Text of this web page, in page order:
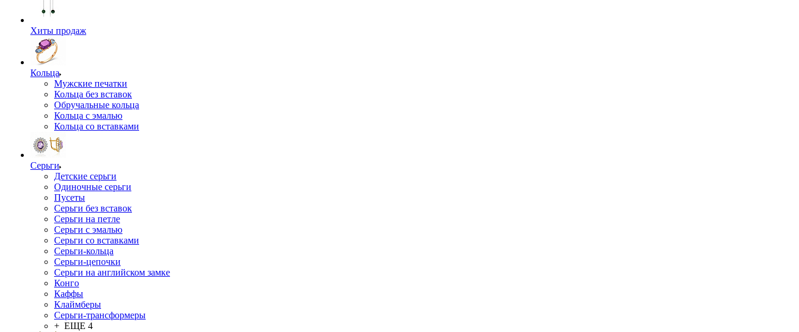
Хиты продаж
Кольца
Мужские печатки
Кольца без вставок
Обручальные кольца
Кольца с эмалью
Кольца со вставками
Серьги
Детские серьги
Одиночные серьги
Пусеты
Серьги без вставок
Серьги на петле
Серьги с эмалью
Серьги со вставками
Серьги-кольца
Серьги-цепочки
Серьги на английском замке
Конго
Каффы
Клаймберы
Серьги-трансформеры
+ ЕЩЕ 4